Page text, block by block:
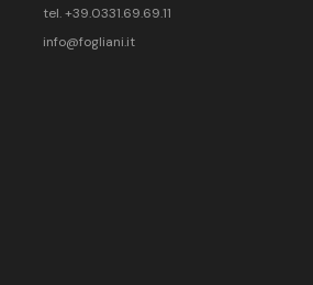
tel. +39.0331.69.69.11
info@fogliani.it